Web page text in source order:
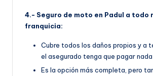
4.- Seguro de moto en Padul a todo
franquicia:
Cubre todos los daños propios y a
el asegurado tenga que pagar nada
Es la opción más completa, pero